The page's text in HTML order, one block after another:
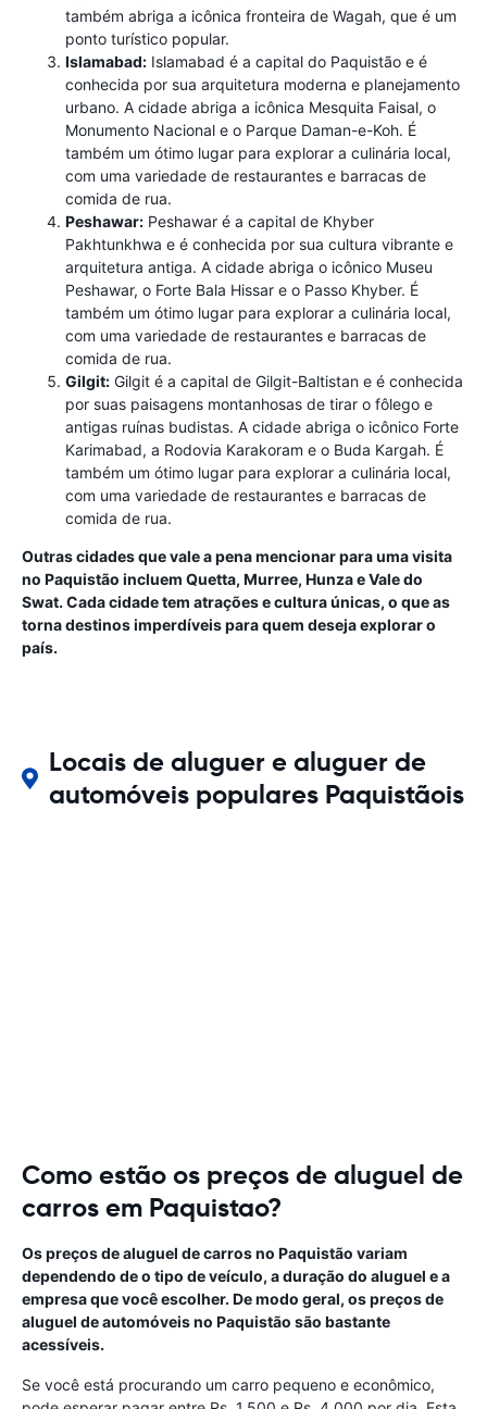
também abriga a icônica fronteira de Wagah, que é um
ponto turístico popular.
Islamabad: Islamabad é a capital do Paquistão e é
conhecida por sua arquitetura moderna e planejamento
urbano. A cidade abriga a icônica Mesquita Faisal, o
Monumento Nacional e o Parque Daman-e-Koh. É
também um ótimo lugar para explorar a culinária local,
com uma variedade de restaurantes e barracas de
comida de rua.
Peshawar: Peshawar é a capital de Khyber
Pakhtunkhwa e é conhecida por sua cultura vibrante e
arquitetura antiga. A cidade abriga o icônico Museu
Peshawar, o Forte Bala Hissar e o Passo Khyber. É
também um ótimo lugar para explorar a culinária local,
com uma variedade de restaurantes e barracas de
comida de rua.
Gilgit: Gilgit é a capital de Gilgit-Baltistan e é conhecida
por suas paisagens montanhosas de tirar o fôlego e
antigas ruínas budistas. A cidade abriga o icônico Forte
Karimabad, a Rodovia Karakoram e o Buda Kargah. É
também um ótimo lugar para explorar a culinária local,
com uma variedade de restaurantes e barracas de
comida de rua.
Outras cidades que vale a pena mencionar para uma visita
no Paquistão incluem Quetta, Murree, Hunza e Vale do
Swat. Cada cidade tem atrações e cultura únicas, o que as
torna destinos imperdíveis para quem deseja explorar o
país.
Locais de aluguer e aluguer de
automóveis populares Paquistãois
Como estão os preços de aluguel de
carros em Paquistao?
Os preços de aluguel de carros no Paquistão variam
dependendo de o tipo de veículo, a duração do aluguel e a
empresa que você escolher. De modo geral, os preços de
aluguel de automóveis no Paquistão são bastante
acessíveis.
Se você está procurando um carro pequeno e econômico,